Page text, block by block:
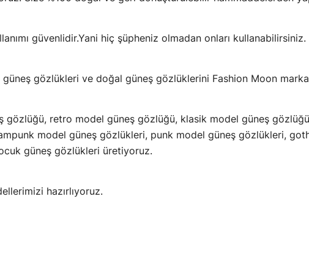
güvenlidir.Yani hiç şüpheniz olmadan onları kullanabilirsiniz.
gözlükleri ve doğal güneş gözlüklerini Fashion Moon
gözlüğü, retro model güneş gözlüğü, klasik model güneş
model güneş gözlükleri, punk model güneş gözlükleri,
güneş gözlükleri üretiyoruz.
hazırlıyoruz.